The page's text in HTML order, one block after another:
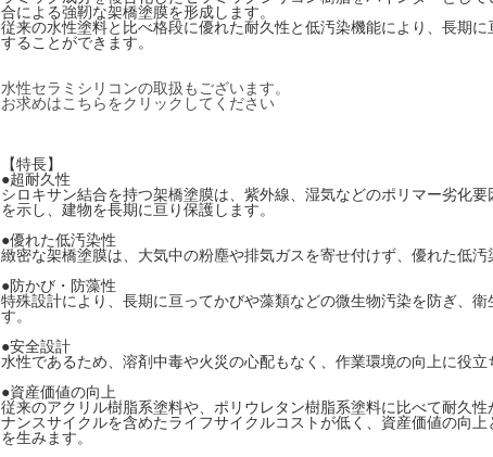
合による強靭な架橋塗膜を形成します。
従来の水性塗料と比べ格段に優れた耐久性と低汚染機能により、長期
することができます。
水性セラミシリコンの取扱もございます。
お求めはこちらをクリックしてください
【特長】
●超耐久性
シロキサン結合を持つ架橋塗膜は、紫外線、湿気などのポリマー劣化
を示し、建物を長期に亘り保護します。
●優れた低汚染性
緻密な架橋塗膜は、大気中の粉塵や排気ガスを寄せ付けず、優れた低汚
●防かび・防藻性
特殊設計により、長期に亘ってかびや藻類などの微生物汚染を防ぎ、衛
す。
●安全設計
水性であるため、溶剤中毒や火災の心配もなく、作業環境の向上に役立
●資産価値の向上
従来のアクリル樹脂系塗料や、ポリウレタン樹脂系塗料に比べて耐久
ナンスサイクルを含めたライフサイクルコストが低く、資産価値の向上
を生みます。